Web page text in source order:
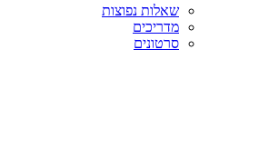
שאלות נפוצות
מדריכים
סרטונים